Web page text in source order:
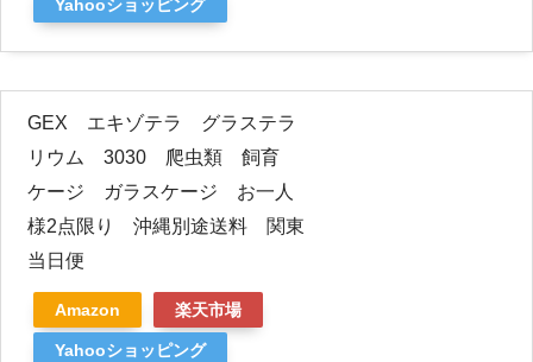
Yahooショッピング
GEX エキゾテラ グラステラ
リウム 3030 爬虫類 飼育
ケージ ガラスケージ お一人
様2点限り 沖縄別途送料 関東
当日便
Amazon 楽天市場
Yahooショッピング